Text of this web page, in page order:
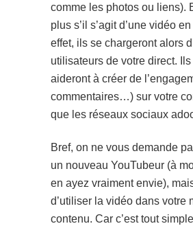
comme les photos ou liens).
plus s’il s’agit d’une vidéo
effet, ils se chargeront alors
utilisateurs de votre direct.
aideront à créer de
commentaires…) sur votre
que les réseaux sociaux
Bref, on ne vous demande
un nouveau YouTubeur (à
en ayez vraiment envie),
d’utiliser la vidéo dans votre
contenu. Car c’est tout